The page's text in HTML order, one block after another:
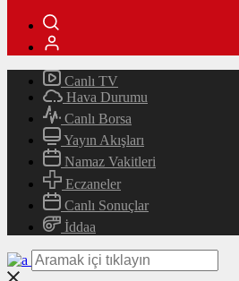
Canlı TV
Hava Durumu
Canlı Borsa
Yayın Akışları
Namaz Vakitleri
Eczaneler
Canlı Sonuçlar
İddaa